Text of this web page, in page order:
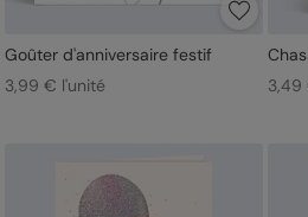
Goûter d'anniversaire festif
3,99 € l'unité
3,49